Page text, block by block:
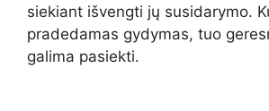
siekiant išvengti jų susidarymo.
pradedamas gydymas, tuo
galima pasiekti.